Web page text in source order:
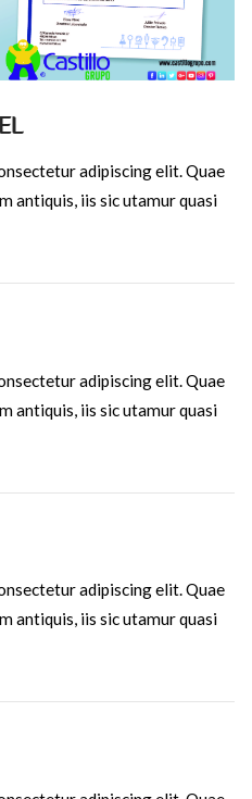
adipiscing elit. Quae
antiquis, iis sic utamur quasi
adipiscing elit. Quae
antiquis, iis sic utamur quasi
adipiscing elit. Quae
antiquis, iis sic utamur quasi